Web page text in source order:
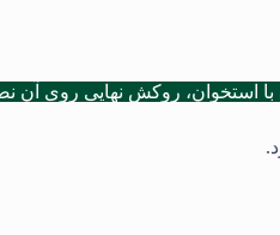
با استخوان، روکش نهایی روی